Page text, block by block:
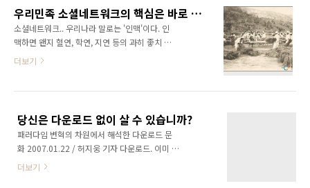
트폰과 SNS 가입자 수가 증가함에 따라 2011년
소셜..
앞세대는 아파트 값이 본격적으로 상승하기 이
전이어서 집을 쉽게 구입할 수 있었고 아파트 값
이 상승하기 시작하면서 엄청난 시세차익을 얻
었다고... 그런데 지금의 2040 세대는 그러한 혜
분노의 세대라나 뭐라나~~ 그래서 그 돌파구로
기 시작했다고... ㅋㅋ 일견 타당해 보이기도 했
다...
우리민족 소셜네트워크의 핵심은 바로 품앗이! - 돌잔치문화를 중심으로..
소셜네트워크.. 우리나라 말로는 '인맥'이다. 인
맥하면 왠지 혈연, 학연, 지연 등의 과히 좋치 않
은 늬양스가 풍기기도 한다. 어찌되었건 소셜네
크를 확장해나가고 있다. 어찌보면 오프라인 소
셜네트워크는 단단한 관계라고 볼 수 있고, 온라
인 소셜네트워크는 느슨한 관계라고 할 수 있다.
물론 온라인에서 시작해 오프라인 모임으로까지
더보기
당신은 다운로드 없이 살 수 있습니까?
패러다임 변혁의 차원에서 해석한 다운로드 문
화 2007.01.22 / 허지웅 기자 다운로드. 이미 너
무 식상하지만 동시에 현재진행형의 화두임에
더보기